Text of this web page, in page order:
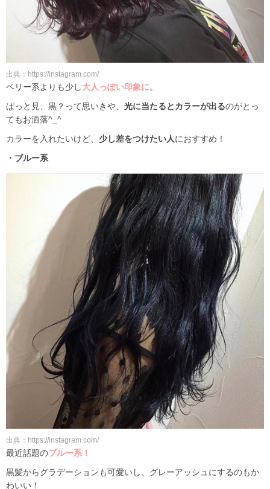
出典：https://instagram.com/
ベリー系よりも少し大人っぽい印象に。
ぱっと見、黒？って思いきや、 光に当たるとカラーが出るのがとっ
てもお洒落^_^
カラーを入れたいけど、 少し差をつけたい人におすすめ！
・ブルー系
出典：https://instagram.com/
最近話題のブルー系！
黒髪からグラデーションも可愛いし、グレーアッシュにするのもか
わいい！